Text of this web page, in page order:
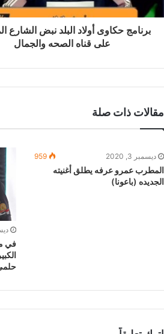
برنامج حكاوى أولاد البلد نبض الشارع
على قناه الصحه والجمال
مقالات ذات صلة
ديسمبر 3, 2020 959
المطرب عمرو عرفه يطلق أغنيته
الجديده (باعونا)
في